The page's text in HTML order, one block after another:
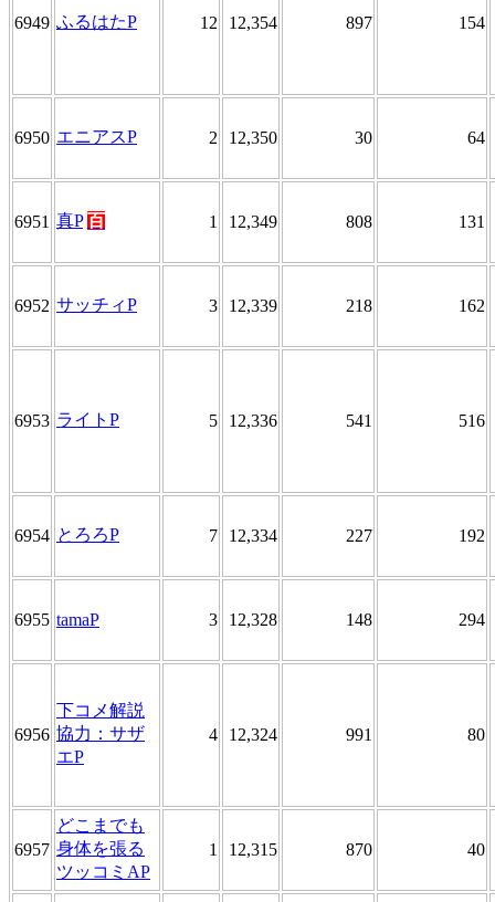
6949 ふるはたP 12 12,354 897 154
6950 エニアスP 2 12,350 30 64
6951 真P 百 1 12,349 808 131
6952 サッチィP 3 12,339 218 162
6953 ライトP 5 12,336 541 516
6954 とろろP 7 12,334 227 192
6955 tamaP 3 12,328 148 294
6956
下コメ解説
協力：サザ
エP
4 12,324 991 80
6957
どこまでも
身体を張る
ツッコミAP
1 12,315 870 40